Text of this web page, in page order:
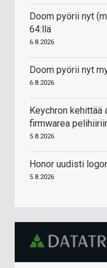
Doom pyörii nyt
64:llä
6.8.2026
Doom pyörii nyt
6.8.2026
Keychron kehittää
firmwarea
5.8.2026
Honor uudisti
5.8.2026